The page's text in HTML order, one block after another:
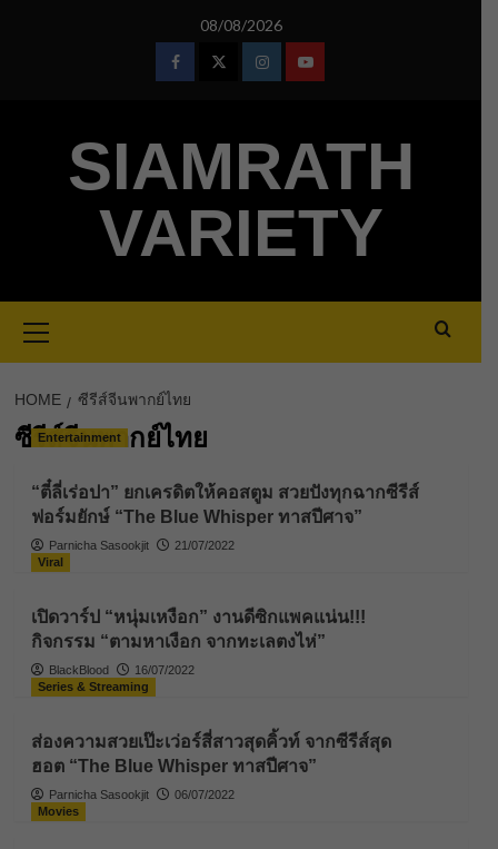
08/08/2026
FacebookTwitterInstagramYoutube
SIAMRATH
VARIETY
Menu
HOME ซีรีส์จีนพากย์ไทย
ซีรีส์จีนพากย์ไทย
Entertainment
“ตี๋ลี่เร่อปา” ยกเครดิตให้คอสตูม สวยปังทุกฉากซีรีส์
ฟอร์มยักษ์ “The Blue Whisper ทาสปีศาจ”
Parnicha Sasookjit
21/07/2022
Viral
เปิดวาร์ป “หนุ่มเหงือก” งานดีซิกแพคแน่น!!!
กิจกรรม “ตามหาเงือก จากทะเลตงไห่”
BlackBlood
16/07/2022
Series & Streaming
ส่องความสวยเป๊ะเว่อร์สี่สาวสุดคิ้วท์ จากซีรีส์สุด
ฮอต “The Blue Whisper ทาสปีศาจ”
Parnicha Sasookjit
06/07/2022
Movies